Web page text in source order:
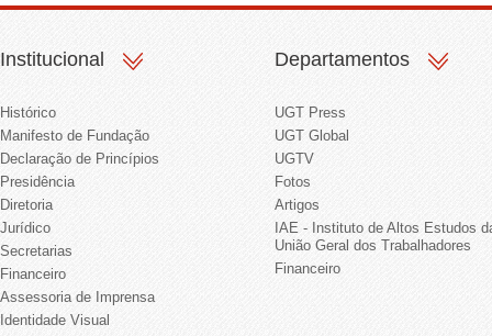
Institucional
Histórico
Manifesto de Fundação
Declaração de Princípios
Presidência
Diretoria
Jurídico
Secretarias
Financeiro
Assessoria de Imprensa
Identidade Visual
Departamentos
UGT Press
UGT Global
UGTV
Fotos
Artigos
IAE - Instituto de Altos Estudos
União Geral dos Trabalhadores
Financeiro